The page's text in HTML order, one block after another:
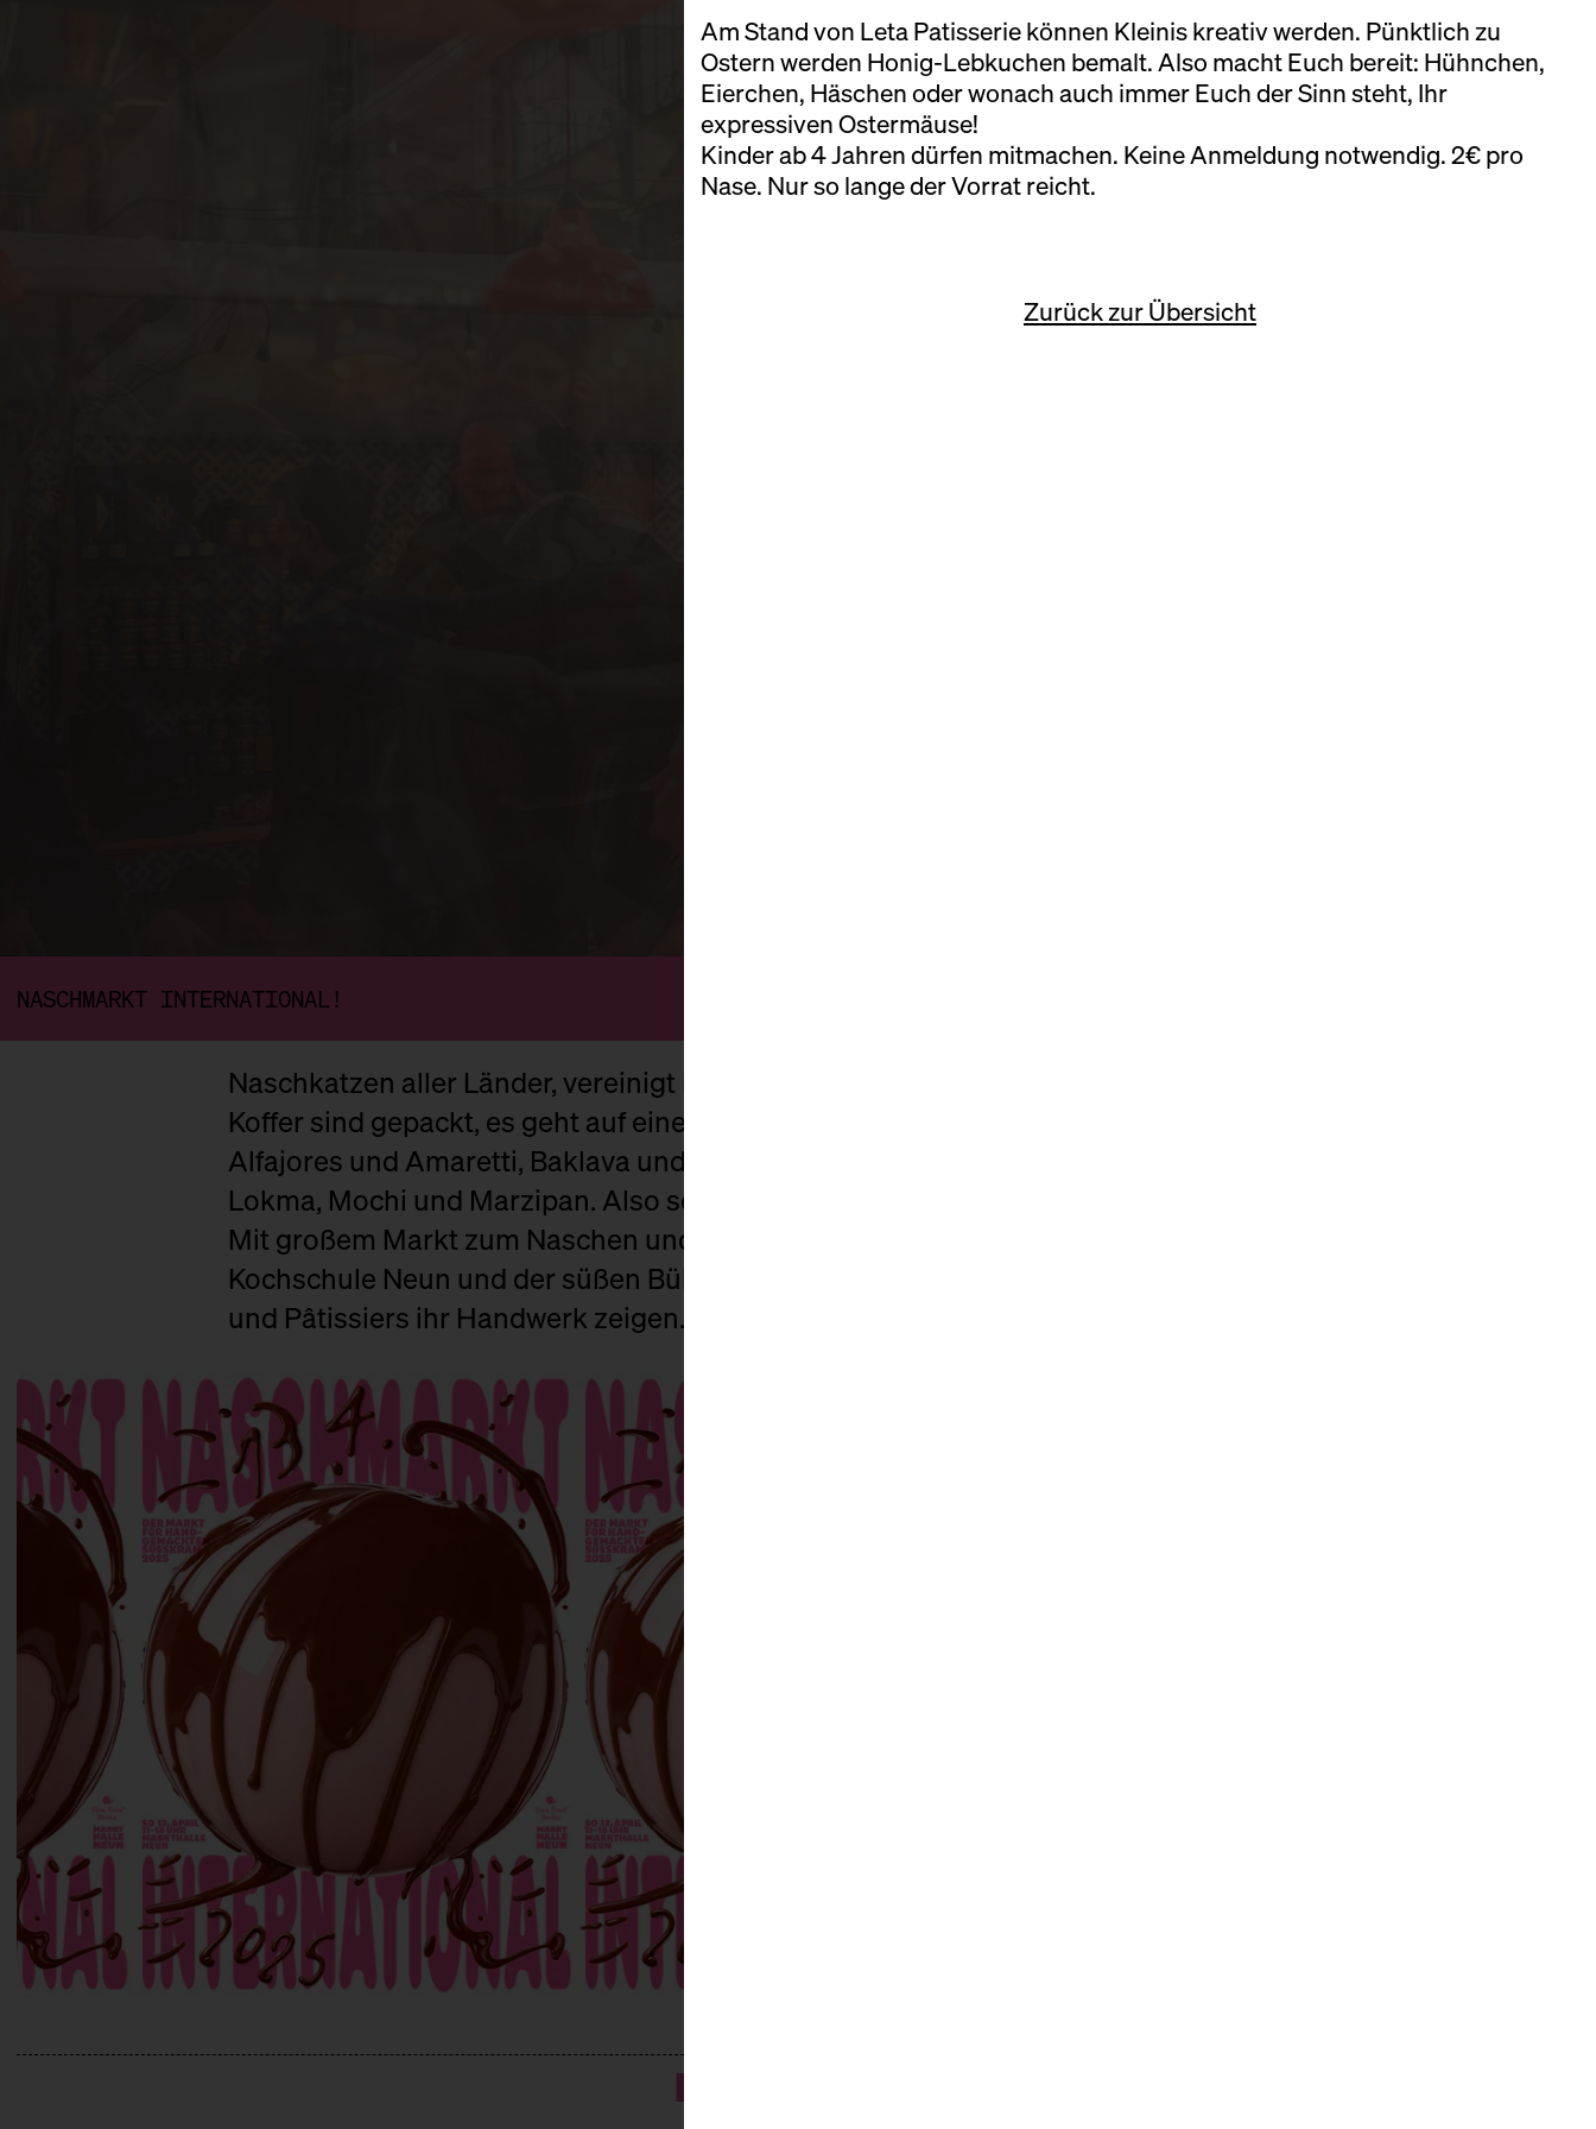
Am Stand von Leta Patisseriekönnen Kleinis kreativ werden. Pünktlich zu
Ostern werden Honig-Lebkuchen bemalt. Also macht Euch bereit: Hühnchen,
Eierchen, Häschen oder wonach auch immer Euch der Sinn steht, Ihr
expressiven Ostermäuse!
Kinder ab 4 Jahren dürfen mitmachen. Keine Anmeldung notwendig. 2€ pro
Nase. Nur so lange der Vorrat reicht.
Zurück zur Übersicht
NASCHMARKT INTERNATIONAL!
Naschkatzen aller Länder, vereinigt Euch! Es ist Zeit für den Naschmarkt International! Die
Koffer sind gepackt, es geht auf eine süße Reise um die Welt – unsere Fahrzeuge?
Alfajores und Amaretti, Baklava und Brigadeiros, Churros und Cheesecake, Ladoo und
Lokma, Mochi und Marzipan. Also schnallt euch an – es wird rasant süß!
Mit großem Markt zum Naschen und Einkaufen, einem bunten Kinderprogramm der
Kochschule Neun und der süßen Bühne, auf der echte Zuckerbäcker*innen, Chocolatiers
und Pâtissiers ihr Handwerk zeigen.
PROGRAMM